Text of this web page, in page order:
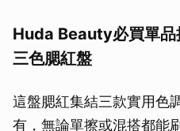
Huda Beauty必買單
三色腮紅盤
這盤腮紅集結三款實用色
有，無論單擦或混搭都能